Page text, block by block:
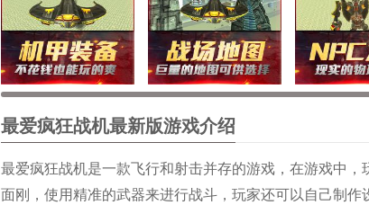
最爱疯狂战机最新版游戏介绍
最爱疯狂战机是一款飞行和射击并存的游戏，在游戏中
面刚，使用精准的武器来进行战斗，玩家还可以自己制作